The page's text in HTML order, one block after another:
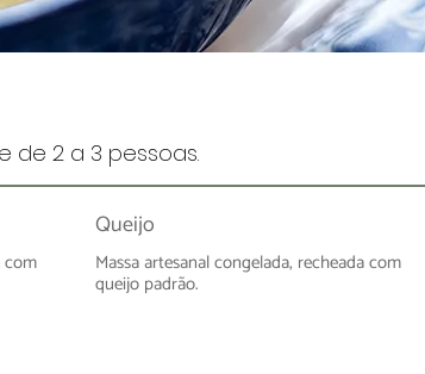
de 2 a 3 pessoas.
com
Queijo
Massa artesanal congelada, recheada com
queijo padrão.